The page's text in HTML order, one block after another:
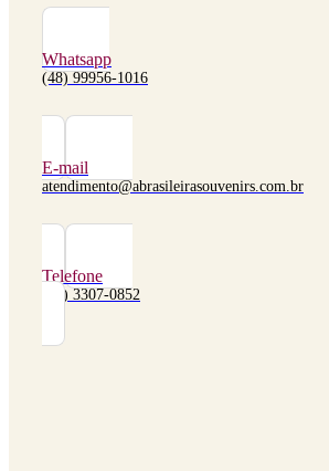
Whatsapp
(48) 99956-1016
E-mail
atendimento@abrasileirasouvenirs.com.br
Telefone
(48) 3307-0852